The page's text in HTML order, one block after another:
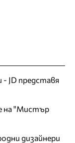
- JD представя
на "Мистър
дизайнери